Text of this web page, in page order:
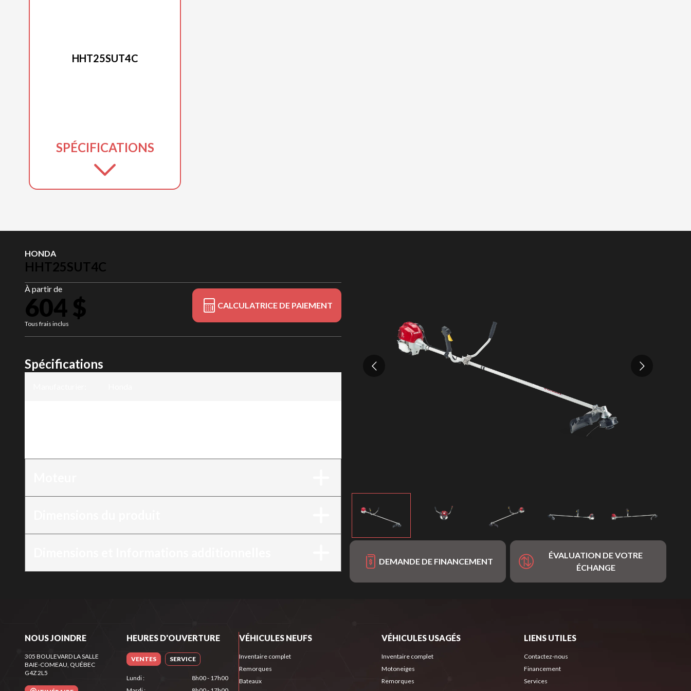
HHT25SUT4C
SPÉCIFICATIONS
HONDA
HHT25SUT4C
À partir de
604 $
Tous frais inclus
CALCULATRICE DE PAIEMENT
DEMANDE DE FINANCEMENT
ÉVALUATION DE VOTRE
ÉCHANGE
Spécifications
NOUS JOINDRE
305 BOULEVARD LA SALLE
BAIE-COMEAU, QUÉBEC
G4Z 2L5
HEURES D'OUVERTURE
VENTES SERVICE
Lundi:
8h00 - 17h00
VÉHICULES NEUFS
Inventaire complet
Remorques
Bateaux
VÉHICULES USAGÉS
Inventaire complet
Motoneiges
Remorques
LIENS UTILES
Contactez-nous
Financement
Services